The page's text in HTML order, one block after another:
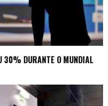
30% DURANTE O MUNDIAL